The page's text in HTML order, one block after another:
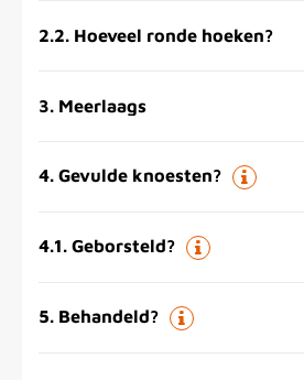
2.2. Hoeveel ronde hoeken?
3. Meerlaags
4. Gevulde knoesten?
4.1. Geborsteld?
5. Behandeld?